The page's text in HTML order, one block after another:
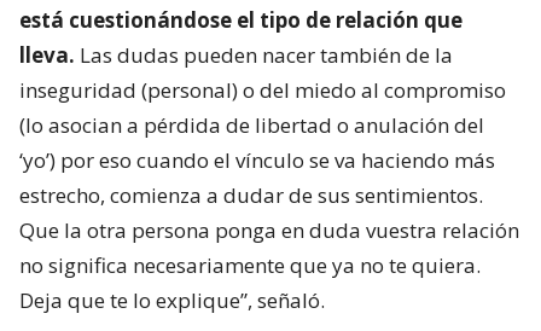
está cuestionándose el tipo de relación que
lleva. Las dudas pueden nacer también de la
inseguridad (personal) o del miedo al compromiso
(lo asocian a pérdida de libertad o anulación del
‘yo’) por eso cuando el vínculo se va haciendo más
estrecho, comienza a dudar de sus sentimientos.
Que la otra persona ponga en duda vuestra relación
no significa necesariamente que ya no te quiera.
Deja que te lo explique”, señaló.